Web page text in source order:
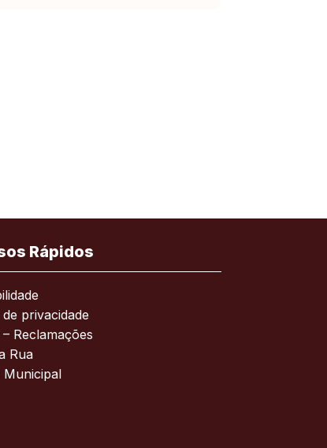
Rápidos
privacidade
– Reclamações
Rua
Municipal